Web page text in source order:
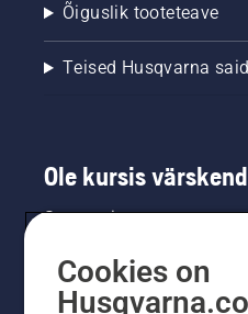
Õiguslik tooteteave
Teised Husqvarna
Ole kursis
Saa uusimat teavet
saamiseks siin.
Cookies on